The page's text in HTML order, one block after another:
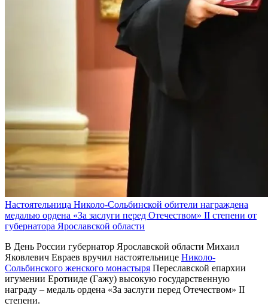
Настоятельница Николо-Сольбинской обители награждена
медалью ордена «За заслуги перед Отечеством» II степени от
губернатора Ярославской области
В День России губернатор Ярославской области Михаил
Яковлевич Евраев вручил настоятельнице Николо-
Сольбинского женского монастыря Переславской епархии
игумении Еротииде (Гажу) высокую государственную
награду – медаль ордена «За заслуги перед Отечеством» II
степени.